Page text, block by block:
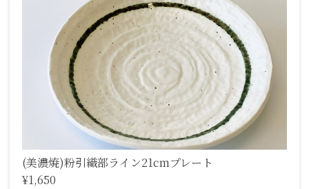
(美濃焼)粉引織部ライン21cmプレート
¥1,650